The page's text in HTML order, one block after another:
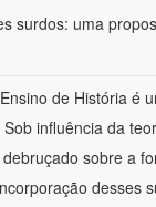
surdos: uma
de História é
influência da
sobre a
desses